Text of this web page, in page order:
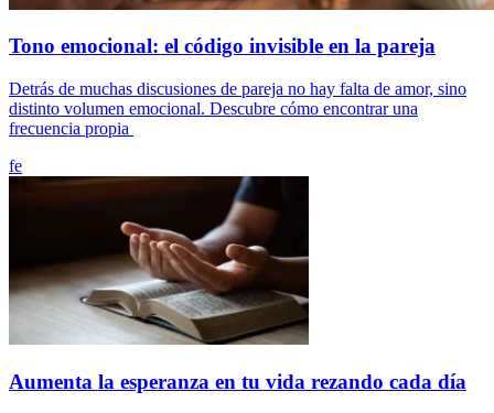
Tono emocional: el código invisible en la pareja
Detrás de muchas discusiones de pareja no hay falta de amor, sino
distinto volumen emocional. Descubre cómo encontrar una
frecuencia propia
fe
Aumenta la esperanza en tu vida rezando cada día